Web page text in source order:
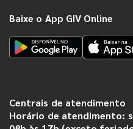
Baixe o App GIV Online
Centrais de atendimento
Horário de atendimento: